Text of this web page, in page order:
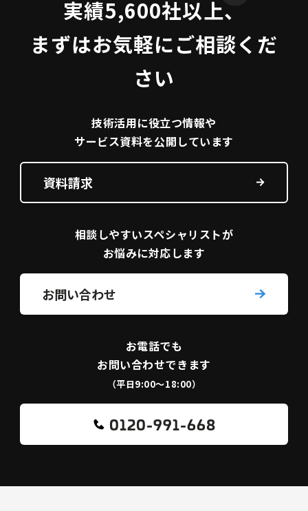
実績5,600社以上、
まずはお気軽にご相談くだ
さい
技術活用に役立つ情報や
サービス資料を公開しています
資料請求
相談しやすいスペシャリストが
お悩みに対応します
お問い合わせ
お電話でも
お問い合わせできます
（平日9:00〜18:00）
0120-991-668